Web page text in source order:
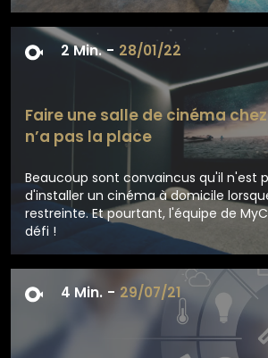
2 Min. - 28/01/22
Faire une salle de cinéma
n’a pas la place
Beaucoup sont convaincus qu'il n'est
d'installer un cinéma à domicile
restreinte. Et pourtant, l'équipe de
défi !
4 Min. - 29/07/21